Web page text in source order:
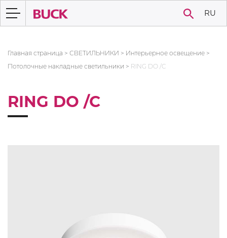
RU
Главная страница > СВЕТИЛЬНИКИ > Интерьерное освещение >
Потолочные накладные светильники > RING DO /C
RING DO /C